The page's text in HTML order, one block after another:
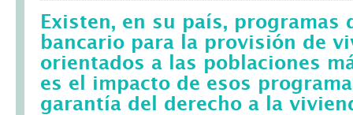
Existen, en su país, programas
bancario para la provisión de
orientados a las poblaciones
es el impacto de esos
garantía del derecho a la